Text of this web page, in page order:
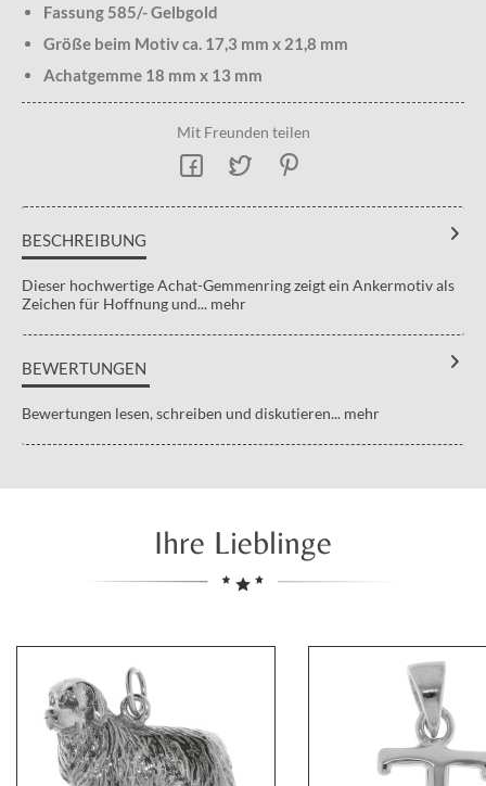
Fassung 585/- Gelbgold
Größe beim Motiv ca. 17,3 mm x 21,8 mm
Achatgemme 18 mm x 13 mm
Mit Freunden teilen
BESCHREIBUNG
Dieser hochwertige Achat-Gemmenring zeigt ein Ankermotiv als
Zeichen für Hoffnung und... mehr
BEWERTUNGEN
Bewertungen lesen, schreiben und diskutieren... mehr
Ihre Lieblinge